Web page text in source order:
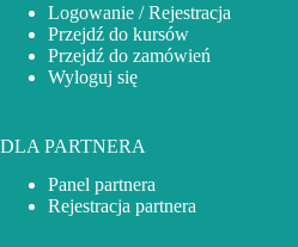
Logowanie / Rejestracja
Przejdź do kursów
Przejdź do zamówień
Wyloguj się
DLA PARTNERA
Panel partnera
Rejestracja partnera